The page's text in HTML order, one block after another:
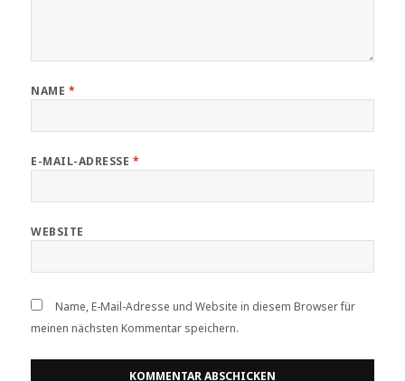
NAME *
E-MAIL-ADRESSE *
WEBSITE
Name, E-Mail-Adresse und Website in diesem Browser für
meinen nächsten Kommentar speichern.